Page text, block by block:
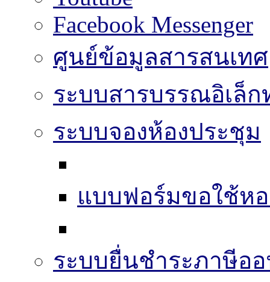
Facebook Messenger
ศูนย์ข้อมูลสารสนเทศ
ระบบสารบรรณอิเล็
ระบบจองห้องประชุม
แบบฟอร์มขอใช้ห
ระบบยื่นชำระภาษีอ